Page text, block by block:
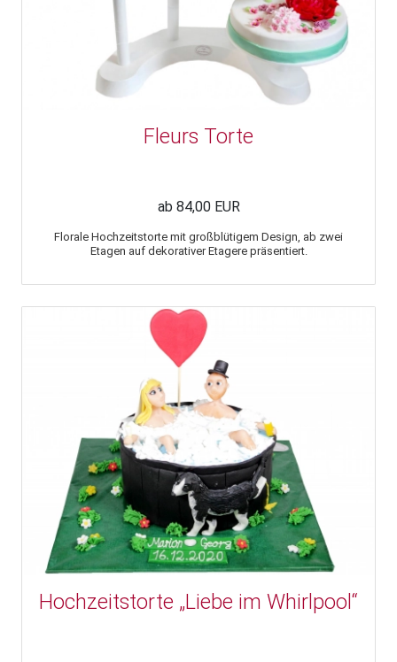
Fleurs Torte
ab 84,00 EUR
Florale Hochzeitstorte mit großblütigem Design, ab zwei
Etagen auf dekorativer Etagere präsentiert.
Hochzeitstorte „Liebe im Whirlpool“